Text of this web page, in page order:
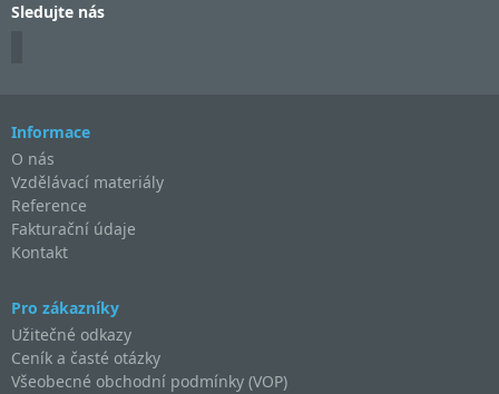
Sledujte nás
Informace
O nás
Vzdělávací materiály
Reference
Fakturační údaje
Kontakt
Pro zákazníky
Užitečné odkazy
Ceník a časté otázky
Všeobecné obchodní podmínky (VOP)